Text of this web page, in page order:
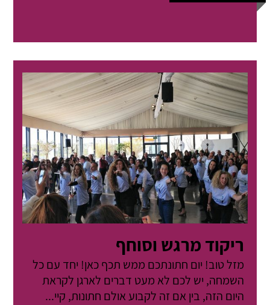
ריקוד מרגש וסוחף
מזל טוב! יום חתונתכם ממש תכף כאן! יחד עם כל
השמחה, יש לכם לא מעט דברים לארגן לקראת
היום הזה, בין אם זה לקבוע אולם חתונות, קיי...